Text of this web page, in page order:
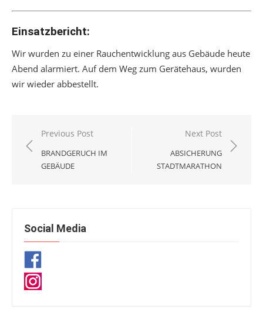
Einsatzbericht:
Wir wurden zu einer Rauchentwicklung aus Gebäude heute
Abend alarmiert. Auf dem Weg zum Gerätehaus, wurden
wir wieder abbestellt.
Beitragsnavigation
Previous Post
BRANDGERUCH IM
GEBÄUDE
Next Post
ABSICHERUNG
STADTMARATHON
Social Media